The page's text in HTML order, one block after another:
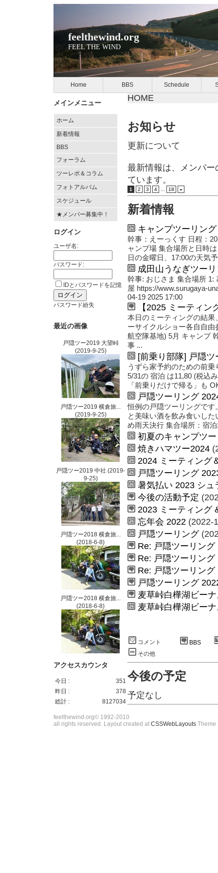
feelthewind.org
FEEL THE WIND
Home BBS Schedule
メインメニュー
ホーム
新着情報
BBS
フォーラム
ツーレポ＆コラム
フォトアルバム
スケジュール
★メンバー募集中！
ログイン
ユーザ名:
パスワード:
IDとパスワードを記憶
パスワード紛失
最近の画像
戸隠ツー2019 大望峠
(2019-9-25)
戸隠ツー2019 横倉旅...
(2019-9-25)
戸隠ツー2019 中社 (2019-
9-25)
戸隠ツー2018 横倉旅...
(2018-6-8)
戸隠ツー2018 横倉旅...
(2018-6-8)
アクセスカウンタ
今日 :
351
昨日 :
378
総計 :
8127034
HOME
お知らせ
更新について
最新情報は、メンバ
ています。
1 2 3 4 ... 18 »
新着情報
キャンプツーリング
幹事：えーっくす 日程：
ャンプ場 集合場所と日時
日の金曜日、17:00の天気
成田山うなぎツー
幹事: おじさま 集合場所 1:
屋 https://www.surugaya-
04-19 2025 17:00
【2025 ミーティン
本日のミーティングの結
ーサイクルショー各自自
航空隊基地) 5月 キャンプ
事 ...
[前乗り部隊] 戸隠
うずら家予約のための前乗
5/31の 宿泊 は11,80 (税込
「前乗りだけで帰る」も
戸隠ツーリング
恒例の戸隠ツーリングで
と美味い酒を飲み食いし
め雨天決行 集合場所：宿
初夏のキャンプツ
焼きハマツー2024
2024 ミーティング
戸隠ツーリング
暑気払い 2023 シュ
今後の活動予定
2023 ミーティング
忘年会 2022 (2022-
戸隠ツーリング
Re: 戸隠ツーリング
Re: 戸隠ツーリング
Re: 戸隠ツーリング
戸隠ツーリング
麦草峠白樺湖ビー
麦草峠白樺湖ビー
コメント
BBS
その他
今後の予定
予定なし
feelthewind.org© 1992-2010
all rights reserved. Layout created at CSSWebLayouts